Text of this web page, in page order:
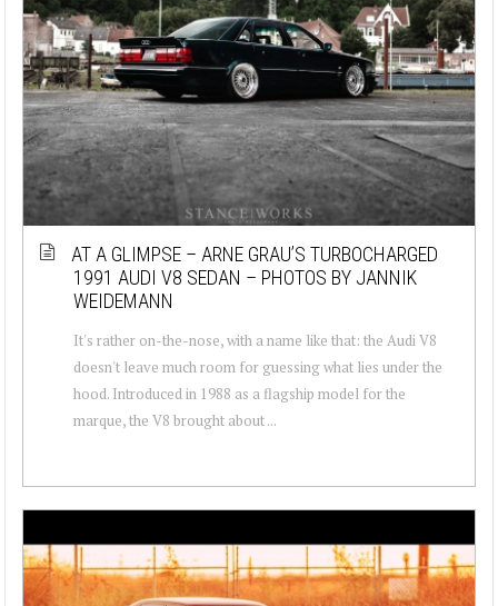
AT A GLIMPSE – ARNE GRAU’S TURBOCHARGED
1991 AUDI V8 SEDAN – PHOTOS BY JANNIK
WEIDEMANN
It's rather on-the-nose, with a name like that: the Audi V8
doesn't leave much room for guessing what lies under the
hood. Introduced in 1988 as a flagship model for the
marque, the V8 brought about ...